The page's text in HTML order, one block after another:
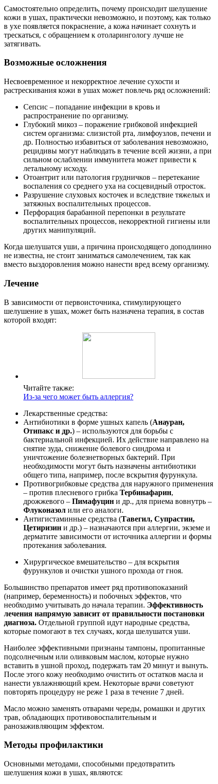
Самостоятельно определить, почему происходит шелушение
кожи в ушах, практически невозможно, и поэтому, как только
в ухе появляется покраснение, а кожа начинает сохнуть и
трескаться, с обращением к отоларингологу лучше не
затягивать.
Возможные осложнения
Несвоевременное и некорректное лечение сухости и
растрескивания кожи в ушах может повлечь ряд осложнений:
Сепсис – попадание инфекции в кровь и
распространение по организму.
Глубокий микоз – поражение грибковой инфекцией
систем организма: слизистой рта, лимфоузлов, печени и
др. Полностью избавиться от заболевания невозможно,
рецидивы могут наблюдать в течение всей жизни, а при
сильном ослаблении иммунитета может привести к
летальному исходу.
Отоантрит или патология грудничков – перетекание
воспаления со среднего уха на сосцевидный отросток.
Разрушение слуховых косточек и вследствие тяжелых и
затяжных воспалительных процессов.
Перфорация барабанной перепонки в результате
воспалительных процессов, некорректной гигиены или
других манипуляций.
Когда шелушатся уши, а причина происходящего доподлинно
не известна, не стоит заниматься самолечением, так как
вместо выздоровления можно нанести вред всему организму.
Лечение
В зависимости от первоисточника, стимулирующего
шелушение в ушах, может быть назначена терапия, в состав
которой входят:
Читайте также:
Из-за чего может быть аллергия?
Лекарственные средства:
Антибиотики в форме ушных капель (Анауран,
Отипакс и др.) – используются для борьбы с
бактериальной инфекцией. Их действие направлено на
снятие зуда, снижение болевого синдрома и
уничтожение болезнетворных бактерий. При
необходимости могут быть назначены антибиотики
общего типа, например, после вскрытия фурункула.
Противогрибковые средства для наружного применения
– против плесневого грибка Тербинафарин,
дрожжевого – Пимафуцин и др., для приема вовнутрь –
Флуконазол или его аналоги.
Антигистаминные средства (Тавегил, Супрастин,
Цетиризин и др.) – назначаются при аллергии, экземе и
дерматите зависимости от источника аллергии и формы
протекания заболевания.
Хирургическое вмешательство – для вскрытия
фурункулов и очистки ушного прохода от гноя.
Большинство препаратов имеет ряд противопоказаний
(например, беременность) и побочных эффектов, что
необходимо учитывать до начала терапии. Эффективность
лечения напрямую зависит от правильности постановки
диагноза. Отдельной группой идут народные средства,
которые помогают в тех случаях, когда шелушатся уши.
Наиболее эффективными признаны тампоны, пропитанные
подсолнечным или оливковым маслом, которые нужно
вставить в ушной проход, подержать там 20 минут и вынуть.
После этого кожу необходимо очистить от остатков масла и
нанести увлажняющий крем. Некоторые врачи советуют
повторять процедуру не реже 1 раза в течение 7 дней.
Масло можно заменять отварами череды, ромашки и других
трав, обладающих противовоспалительным и
ранозаживляющим эффектом.
Методы профилактики
Основными методами, способными предотвратить
шелушения кожи в ушах, являются: